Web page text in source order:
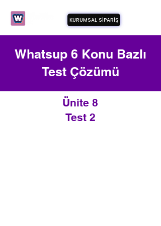
KURUMSAL SİPARİŞ
Whatsup 6 Konu Bazlı
Test Çözümü
Ünite 8
Test 2